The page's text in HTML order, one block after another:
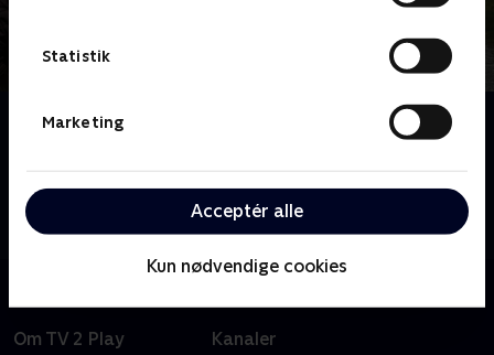
Statistik
Marketing
Acceptér alle
Kun nødvendige cookies
Om Han, hun og drømmeslottet - på tur
de eneste, der er rykket til Frankrig for at forfølge
deres drømme
Om TV 2 Play Kanaler